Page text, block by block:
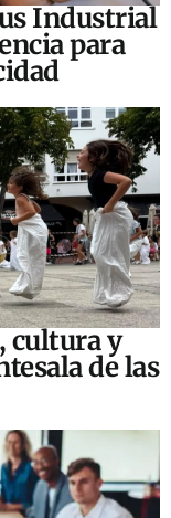
Industrial
para
cultura y
de las